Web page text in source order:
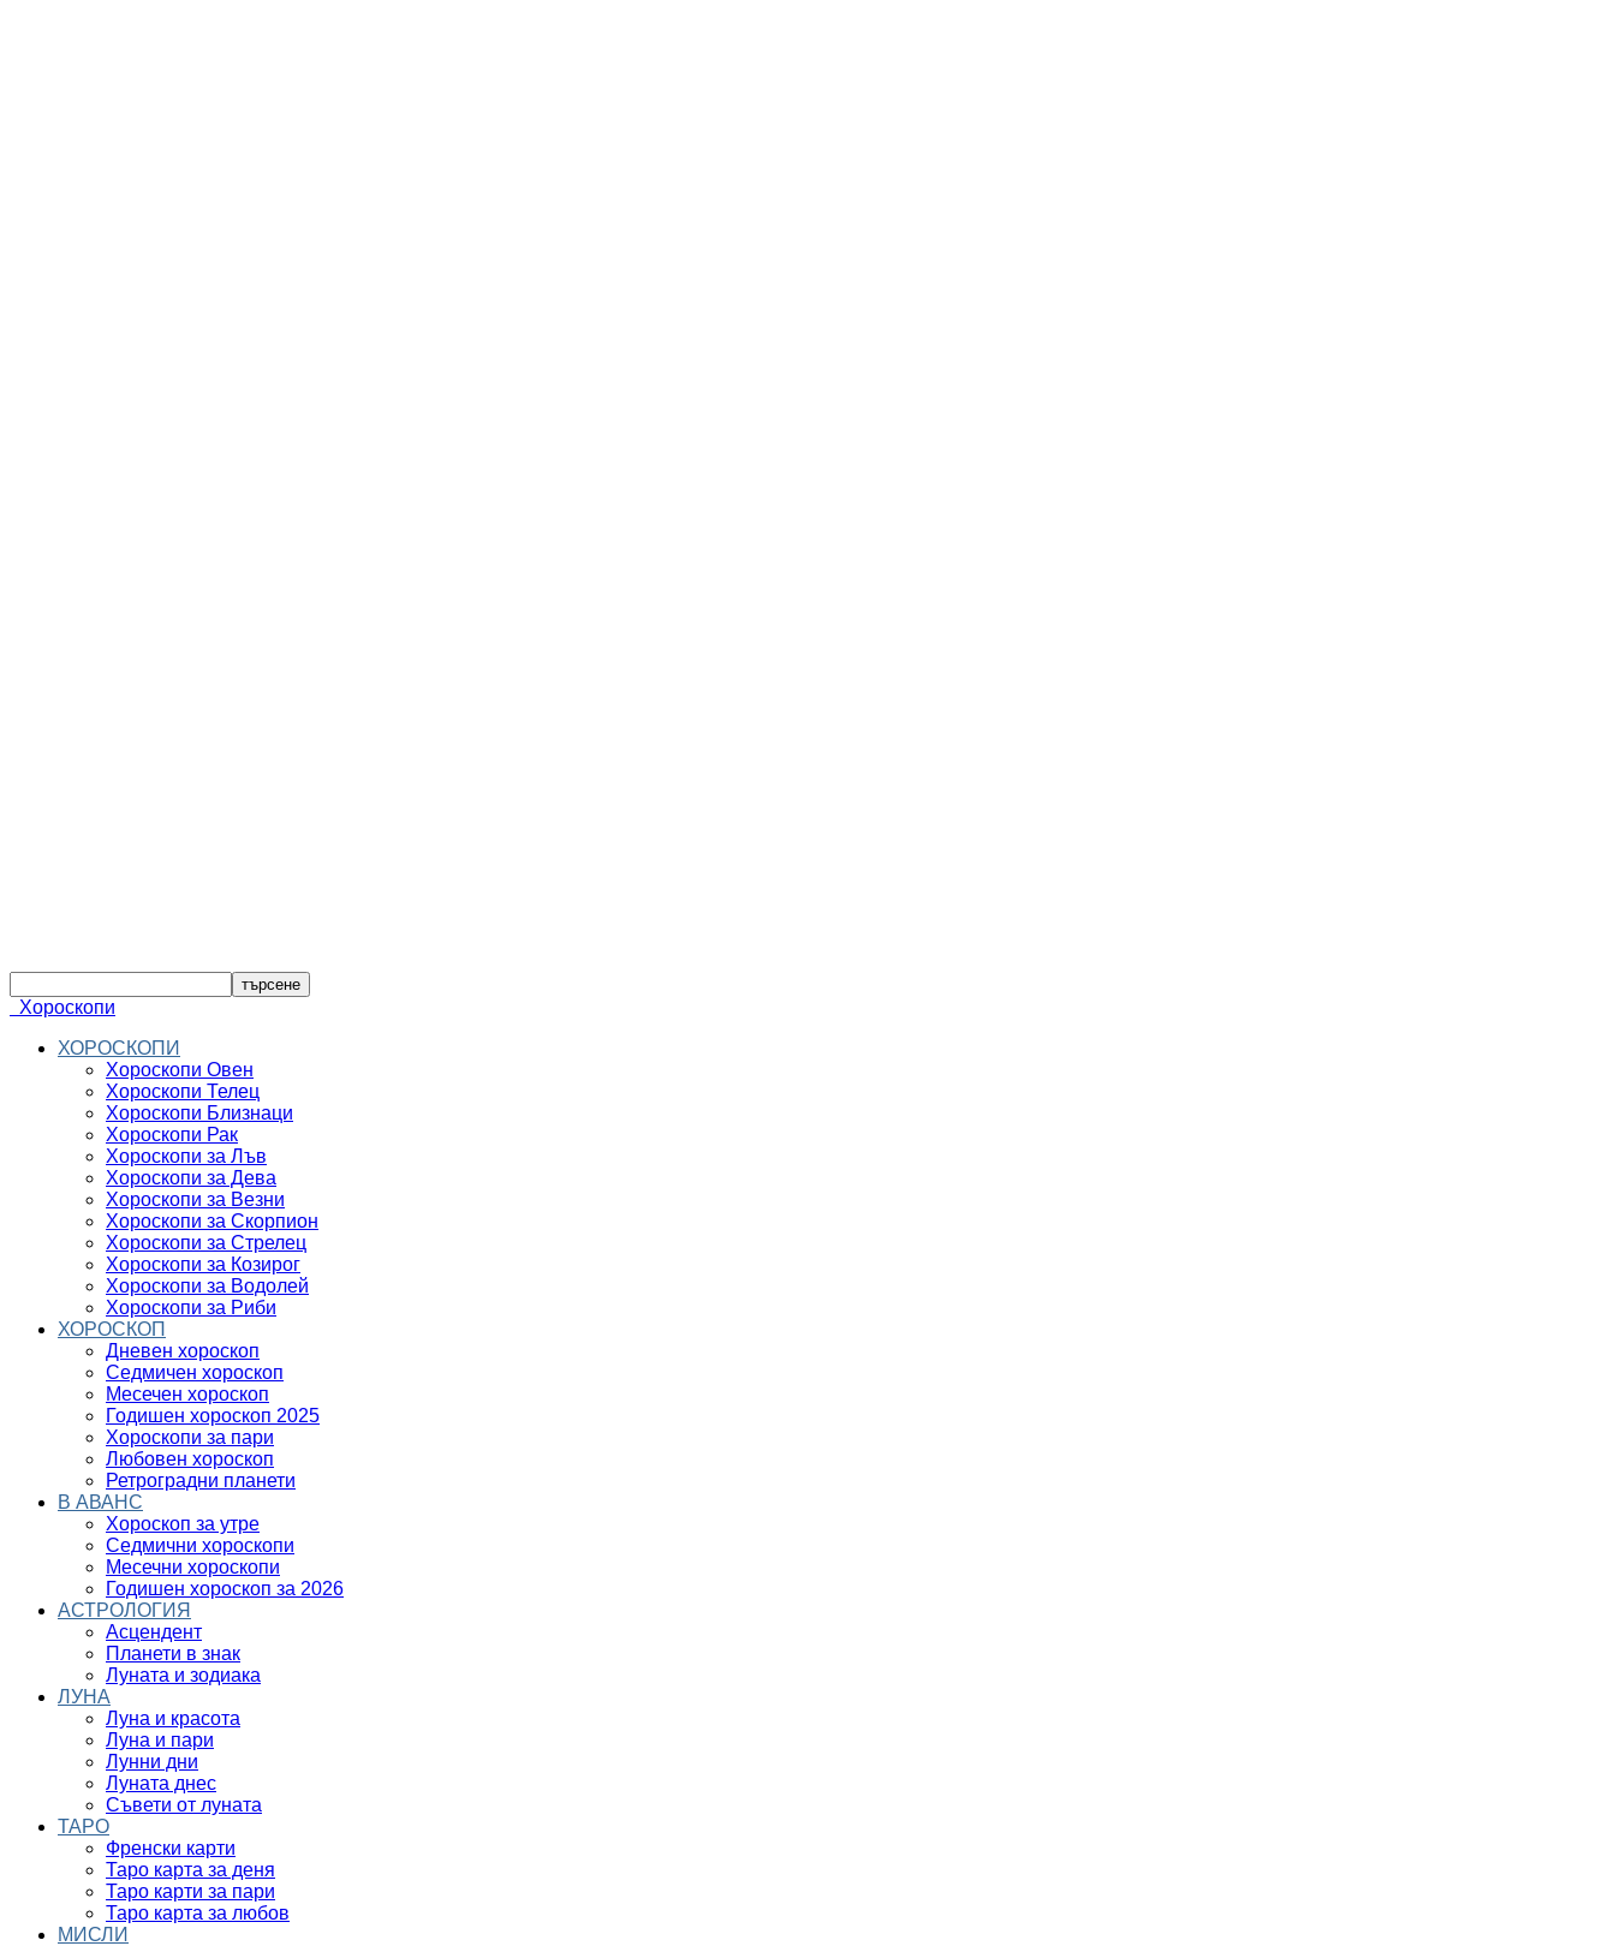
Хороскопи
ХОРОСКОПИ
Хороскопи Овен
Хороскопи Телец
Хороскопи Близнаци
Хороскопи Рак
Хороскопи за Лъв
Хороскопи за Дева
Хороскопи за Везни
Хороскопи за Скорпион
Хороскопи за Стрелец
Хороскопи за Козирог
Хороскопи за Водолей
Хороскопи за Риби
ХОРОСКОП
Дневен хороскоп
Седмичен хороскоп
Месечен хороскоп
Годишен хороскоп 2025
Хороскопи за пари
Любовен хороскоп
Ретроградни планети
В АВАНС
Хороскоп за утре
Седмични хороскопи
Месечни хороскопи
Годишен хороскоп за 2026
АСТРОЛОГИЯ
Асцендент
Планети в знак
Луната и зодиака
ЛУНА
Луна и красота
Луна и пари
Лунни дни
Луната днес
Съвети от луната
ТАРО
Френски карти
Таро карта за деня
Таро карти за пари
Таро карта за любов
МИСЛИ